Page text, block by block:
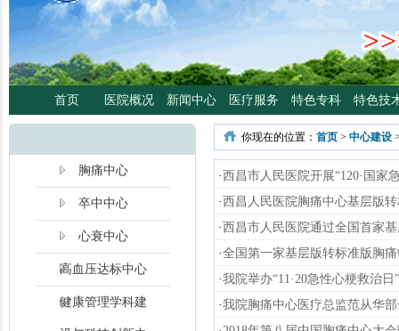
日”义诊活动
最新医讯： 重磅消息！2月21日起，四川大学华西医院泌尿外科魏强
将定期到西昌市人民医院开展门诊、手术
最新医讯：西昌市人民医院胃肠肿瘤专病门诊开诊！
最新医讯：西昌市人民医院开展日间蓝光治疗门诊 轻度“小黄人”，
分离、不住院就能照蓝光啦！
最新医讯：好消息！西昌市人民医院高压氧舱运行啦
【义诊预告】西昌市人民医院大型义诊活动，5月7日约
首页 医院概况 新闻中心 医疗服务 特色专科 特色技
胸痛中心
卒中中心
心衰中心
高血压达标中心
健康管理学科建
你现在的位置： 首页 > 中心建设
· 西昌市人民医院开展“120·国家
· 西昌人民医院胸痛中心基层版
· 西昌市人民医院通过全国首家
·全国第一家基层版转标准版胸
·我院举办“11·20急性心梗救治日
·我院胸痛中心医疗总监范从华